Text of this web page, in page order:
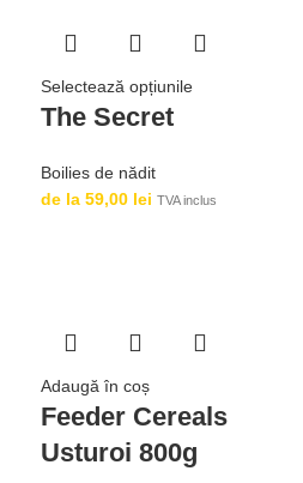
Selectează opțiunile
The Secret
Boilies de nădit
de la 59,00 lei TVA inclus
Adaugă în coș
Feeder Cereals
Usturoi 800g